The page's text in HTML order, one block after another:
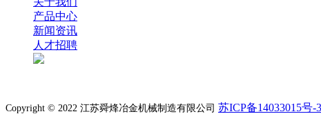
产品中心
新闻资讯
人才招聘
Copyright © 2022 江苏舜烽冶金机械制造有限公司 苏ICP备14033015号-3